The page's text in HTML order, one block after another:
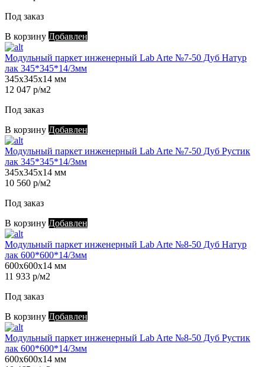
Под заказ
В корзину Добавлен
Модульный паркет инженерный Lab Arte №7-50 Дуб Натур
лак 345*345*14/3мм
345х345х14 мм
12 047 р/м2
Под заказ
В корзину Добавлен
Модульный паркет инженерный Lab Arte №7-50 Дуб Рустик
лак 345*345*14/3мм
345х345х14 мм
10 560 р/м2
Под заказ
В корзину Добавлен
Модульный паркет инженерный Lab Arte №8-50 Дуб Натур
лак 600*600*14/3мм
600х600х14 мм
11 933 р/м2
Под заказ
В корзину Добавлен
Модульный паркет инженерный Lab Arte №8-50 Дуб Рустик
лак 600*600*14/3мм
600х600х14 мм